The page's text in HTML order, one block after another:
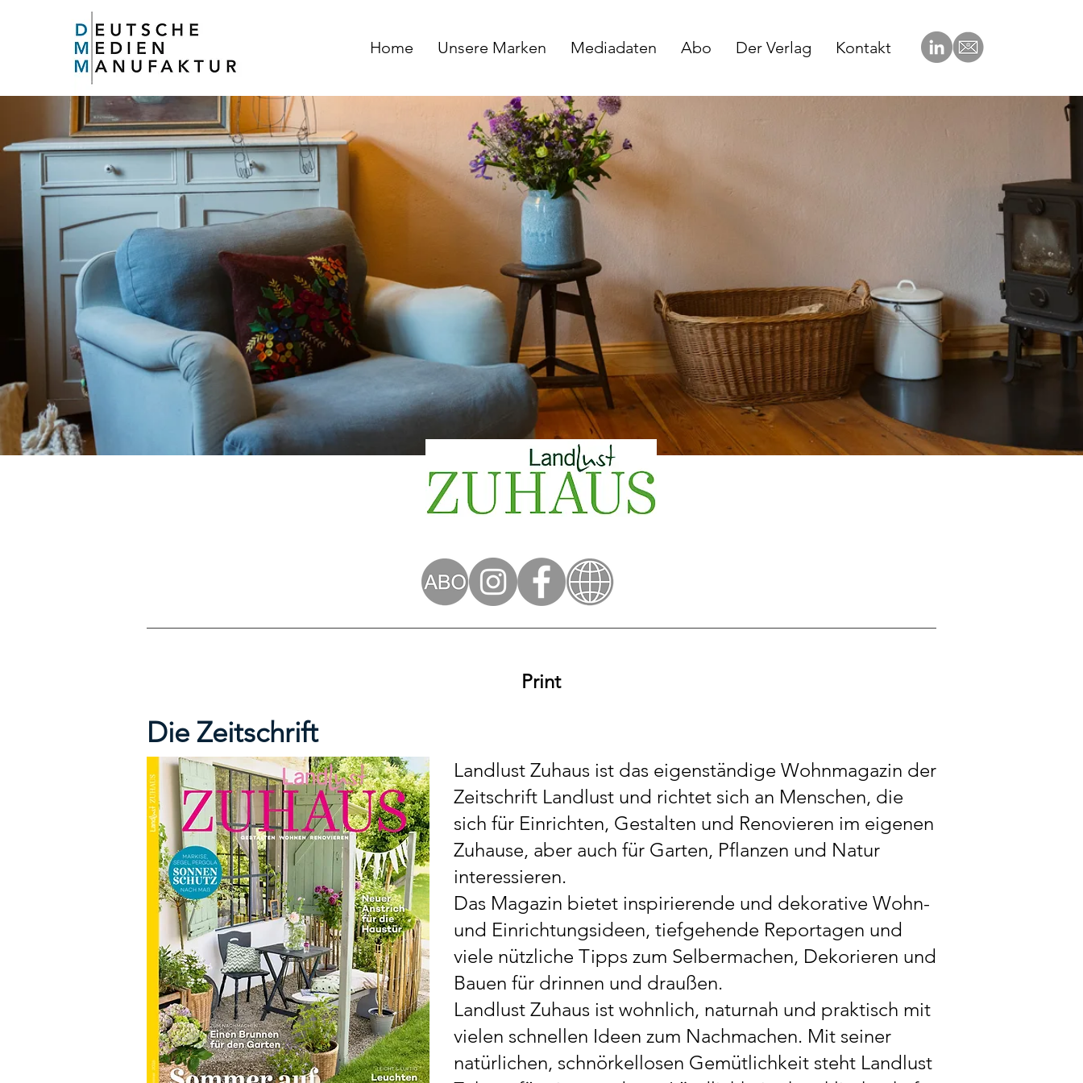
Home Unsere Marken Mediadaten Abo Der Verlag Kontakt
Print
Die Zeitschrift
Landlust Zuhaus ist das eigenständige Wohnmagazin der
Zeitschrift Landlust und richtet sich an Menschen, die
sich für Einrichten, Gestalten und Renovieren im eigenen
Zuhause, aber auch für Garten, Pflanzen und Natur
interessieren.
Das Magazin bietet inspirierende und dekorative Wohn-
und Einrichtungsideen, tiefgehende Reportagen und
viele nützliche Tipps zum Selbermachen, Dekorieren und
Bauen für drinnen und draußen.
Landlust Zuhaus ist wohnlich, naturnah und praktisch mit
vielen schnellen Ideen zum Nachmachen. Mit seiner
natürlichen, schnörkellosen Gemütlichkeit steht Landlust